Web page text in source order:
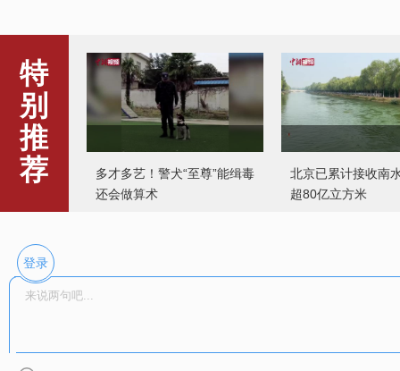
特
别
推
荐
多才多艺！警犬“至尊”能缉毒
还会做算术
北京已累计接收南
超80亿立方米
开始回涨
隧道群正式建成
登录